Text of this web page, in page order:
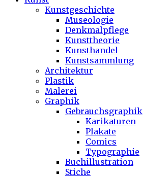
Kunstgeschichte
Museologie
Denkmalpflege
Kunsttheorie
Kunsthandel
Kunstsammlung
Architektur
Plastik
Malerei
Graphik
Gebrauchsgraphik
Karikaturen
Plakate
Comics
Typographie
Buchillustration
Stiche